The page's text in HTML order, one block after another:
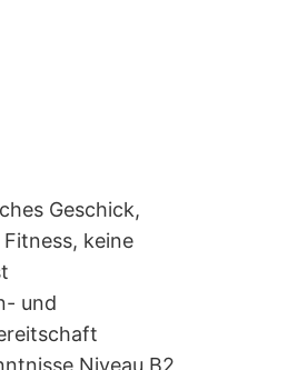
Geschick,
keine
und
Niveau B2